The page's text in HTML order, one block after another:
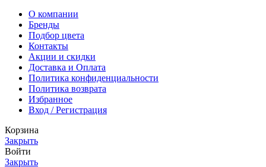
О компании
Бренды
Подбор цвета
Контакты
Акции и скидки
Доставка и Оплата
Политика конфиденциальности
Политика возврата
Избранное
Вход / Регистрация
Корзина
Закрыть
Войти
Закрыть